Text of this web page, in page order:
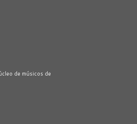
de músicos de